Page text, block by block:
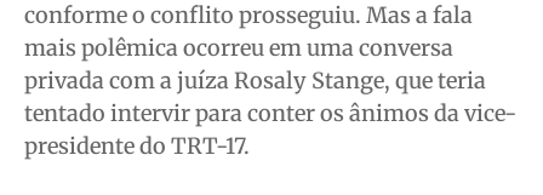
conforme o conflito prosseguiu. Mas a fala
mais polêmica ocorreu em uma conversa
privada com a juíza Rosaly Stange, que teria
tentado intervir para conter os ânimos da vice-
presidente do TRT-17.